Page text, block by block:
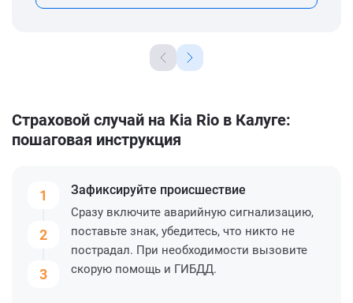
Страховой случай на Kia Rio в Калуге:
пошаговая инструкция
1
2
3
Зафиксируйте происшествие
Сразу включите аварийную сигнализацию,
поставьте знак, убедитесь, что никто не
пострадал. При необходимости вызовите
скорую помощь и ГИБДД.